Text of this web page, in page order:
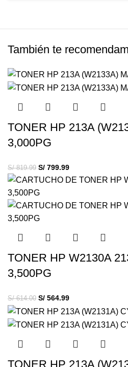
También te
TONER HP 213A
3,000PG
S/819.99 S/ 799.99
TONER HP W2130A
3,500PG
S/614.00 S/ 564.99
TONER HP 213A